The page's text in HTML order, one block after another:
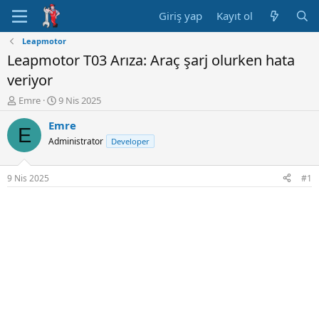
Giriş yap Kayıt ol
Leapmotor
Leapmotor T03 Arıza: Araç şarj olurken hata
veriyor
K
n
u
y
u
B
a
Emre
B
ş
l
n
ı
9 Nis 2025
E Emre
Administrator Developer
9 Nis 2025 #1